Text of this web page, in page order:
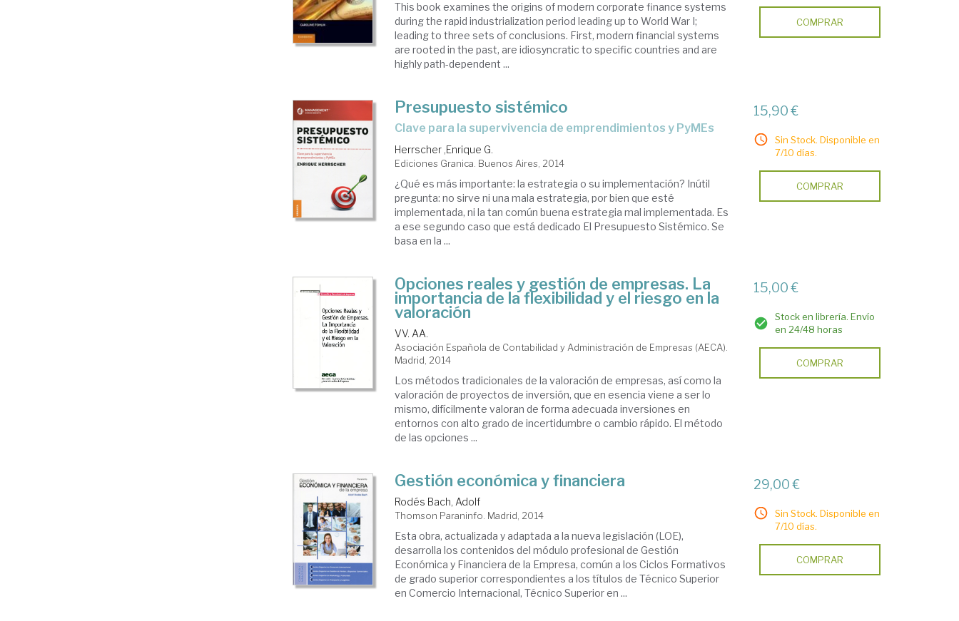
This book examines the origins of modern corporate finance systems
during the rapid industrialization period leading up to World War I;
leading to three sets of conclusions. First, modern financial systems
are rooted in the past, are idiosyncratic to specific countries and are
highly path-dependent ...
COMPRAR
Presupuesto sistémico
clave para la supervivencia de emprendimientos y PyMEs
Herrscher ,Enrique G.
Ediciones Granica. Buenos Aires, 2014
¿Qué es más importante: la estrategia o su implementación? Inútil
pregunta: no sirve ni una mala estrategia, por bien que esté
implementada, ni la tan común buena estrategia mal implementada. Es
a ese segundo caso que está dedicado El Presupuesto Sistémico. Se
basa en la ...
15,90 €
Sin Stock. Disponible en
7/10 días.
COMPRAR
Opciones reales y gestión de empresas. La
importancia de la flexibilidad y el riesgo en la
valoración
VV. AA.
Asociación Española de Contabilidad y Administración de Empresas (AECA).
Madrid, 2014
Los métodos tradicionales de la valoración de empresas, así como la
valoración de proyectos de inversión, que en esencia viene a ser lo
mismo, difícilmente valoran de forma adecuada inversiones en
entornos con alto grado de incertidumbre o cambio rápido. El método
de las opciones ...
15,00 €
Stock en librería. Envío
en 24/48 horas
COMPRAR
Gestión económica y financiera
Rodés Bach, Adolf
Thomson Paraninfo. Madrid, 2014
Esta obra, actualizada y adaptada a la nueva legislación (LOE),
desarrolla los contenidos del módulo profesional de Gestión
Económica y Financiera de la Empresa, común a los Ciclos Formativos
de grado superior correspondientes a los títulos de Técnico Superior
en Comercio Internacional, Técnico Superior en ...
29,00 €
Sin Stock. Disponible en
7/10 días.
COMPRAR